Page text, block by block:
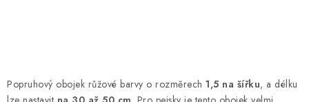
HODNOCENÍ OBCHODU
Popruhový obojek růžové barvy o rozměrech 1,5 na šířku, a délku